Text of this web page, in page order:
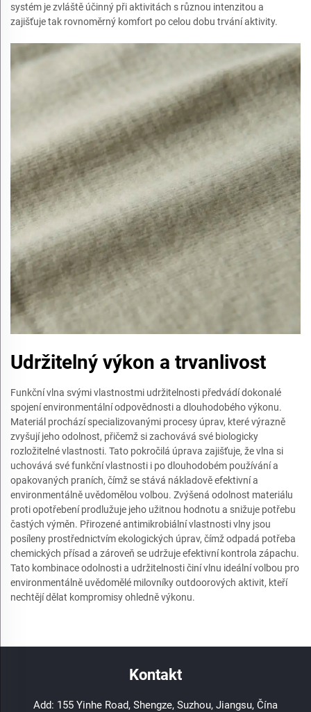
systém je zvláště účinný při aktivitách s různou intenzitou a
zajišťuje tak rovnoměrný komfort po celou dobu trvání aktivity.
Udržitelný výkon a trvanlivost
Funkční vlna svými vlastnostmi udržitelnosti předvádí dokonalé
spojení environmentální odpovědnosti a dlouhodobého výkonu.
Materiál prochází specializovanými procesy úprav, které výrazně
zvyšují jeho odolnost, přičemž si zachovává své biologicky
rozložitelné vlastnosti. Tato pokročilá úprava zajišťuje, že vlna si
uchovává své funkční vlastnosti i po dlouhodobém používání a
opakovaných praních, čímž se stává nákladově efektivní a
environmentálně uvědomělou volbou. Zvýšená odolnost materiálu
proti opotřebení prodlužuje jeho užitnou hodnotu a snižuje potřebu
častých výměn. Přirozené antimikrobiální vlastnosti vlny jsou
posíleny prostřednictvím ekologických úprav, čímž odpadá potřeba
chemických přísad a zároveň se udržuje efektivní kontrola zápachu.
Tato kombinace odolnosti a udržitelnosti činí vlnu ideální volbou pro
environmentálně uvědomělé milovníky outdoorových aktivit, kteří
nechtějí dělat kompromisy ohledně výkonu.
Kontakt
Add: 155 Yinhe Road, Shengze, Suzhou, Jiangsu, Čína